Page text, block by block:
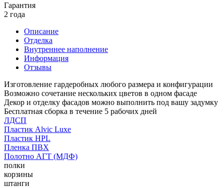
Гарантия
2 года
Описание
Отделка
Внутреннее наполнение
Информация
Отзывы
Изготовление гардеробных любого размера и конфигурации
Возможно сочетание нескольких цветов в одном фасаде
Декор и отделку фасадов можно выполнить под вашу задумку
Бесплатная сборка в течение 5 рабочих дней
ЛДСП
Пластик Alvic Luxe
Пластик HPL
Пленка ПВХ
Полотно АГТ (МДФ)
полки
корзины
штанги